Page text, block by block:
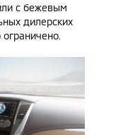
с бежевым
дилерских